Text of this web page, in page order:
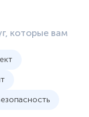
которые вам